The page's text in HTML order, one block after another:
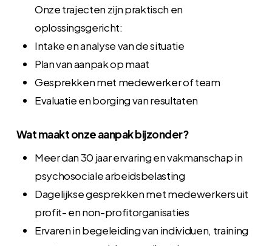
Onze trajecten zijn praktisch en
oplossingsgericht:
Intake en analyse van de situatie
Plan van aanpak op maat
Gesprekken met medewerker of team
Evaluatie en borging van resultaten
Wat maakt onze aanpak bijzonder?
Meer dan 30 jaar ervaring en vakmanschap in
psychosociale arbeidsbelasting
Dagelijkse gesprekken met medewerkers uit
profit- en non-profitorganisaties
Ervaren in begeleiding van individuen, training